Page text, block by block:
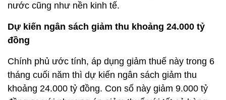
nước cũng như nền kinh tế.
Dự kiến ngân sách giảm thu khoảng 24.000 tỷ
đồng
Chính phủ ước tính, áp dụng giảm thuế này trong 6
tháng cuối năm thì dự kiến ngân sách giảm thu
khoảng 24.000 tỷ đồng. Con số này giảm 9.000 tỷ